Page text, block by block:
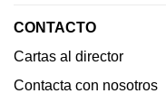
CONTACTO
Cartas al director
Contacta con nosotros